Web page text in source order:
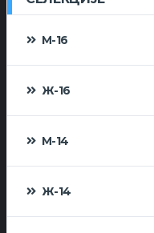
М-16
Ж-16
М-14
Ж-14